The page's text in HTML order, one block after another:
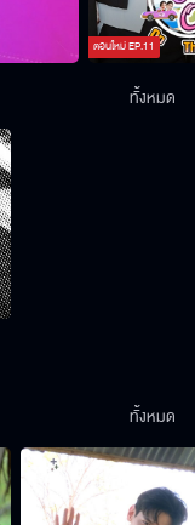
ตอนใหม่EP.11
ทั้งหมด
ทั้งหมด